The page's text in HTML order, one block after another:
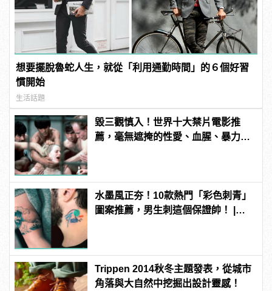
想要擺脫魯蛇人生，就從「利用通勤時間」的６個好習
慣開始
生活話題
毀三觀慎入！世界十大禁片電影推
薦，毫無遮掩的性愛、血腥、暴力、
水墨風正夯！10款熱門「彩色刺青」
圖案推薦，男生刺這個保證帥！ |
Trippen 2014秋冬主題發表，從城市
角落與大自然中挖掘出設計靈感！